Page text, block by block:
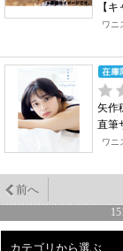
【
ワニ
矢作
直筆
ワニ
前へ
カテゴリから選ぶ